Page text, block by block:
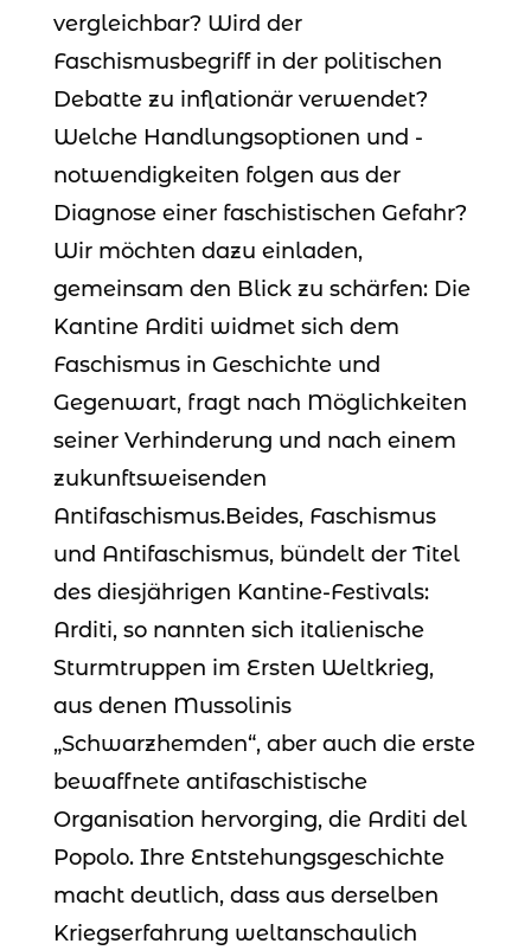
vergleichbar? Wird der
Faschismusbegriff in der politischen
Debatte zu inflationär verwendet?
Welche Handlungsoptionen und -
notwendigkeiten folgen aus der
Diagnose einer faschistischen Gefahr?
Wir möchten dazu einladen,
gemeinsam den Blick zu schärfen: Die
Kantine Arditi widmet sich dem
Faschismus in Geschichte und
Gegenwart, fragt nach Möglichkeiten
seiner Verhinderung und nach einem
zukunftsweisenden
Antifaschismus.Beides, Faschismus
und Antifaschismus, bündelt der Titel
des diesjährigen Kantine-Festivals:
Arditi, so nannten sich italienische
Sturmtruppen im Ersten Weltkrieg,
aus denen Mussolinis
„Schwarzhemden“, aber auch die erste
bewaffnete antifaschistische
Organisation hervorging, die Arditi del
Popolo. Ihre Entstehungsgeschichte
macht deutlich, dass aus derselben
Kriegserfahrung weltanschaulich